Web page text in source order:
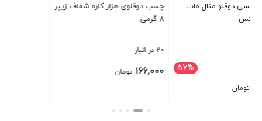
چسب دوقلوی هزار کاره شفاف زیپر
تومان